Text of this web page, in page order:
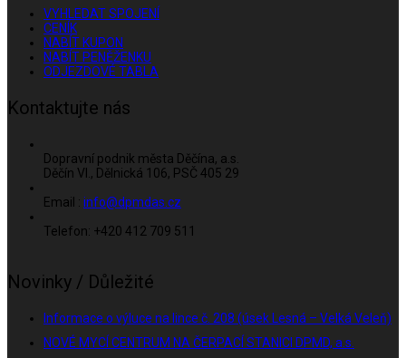
VYHLEDAT SPOJENÍ
CENÍK
NABÍT KUPON
NABÍT PENĚŽENKU
ODJEZDOVÉ TABLA
Kontaktujte nás
Dopravní podnik města Děčína, a.s.
Děčín VI., Dělnická 106, PSČ 405 29
Email : info@dpmdas.cz
Telefon: +420 412 709 511
Novinky / Důležité
Informace o výluce na lince č. 208 (úsek Lesná – Velká Veleň)
NOVÉ MYCÍ CENTRUM NA ČERPACÍ STANICI DPMD, a.s.